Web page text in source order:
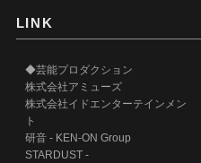
LINK
◆芸能プロダクション
株式会社アミューズ
株式会社イドエンターテインメン
ト
研音 - KEN-ON Group
STARDUST -